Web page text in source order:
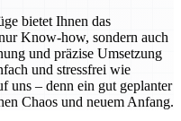
bietet Ihnen das
Know-how, sondern auch
und präzise Umsetzung
und stressfrei wie
uns – denn ein gut geplanter
Chaos und neuem Anfang.